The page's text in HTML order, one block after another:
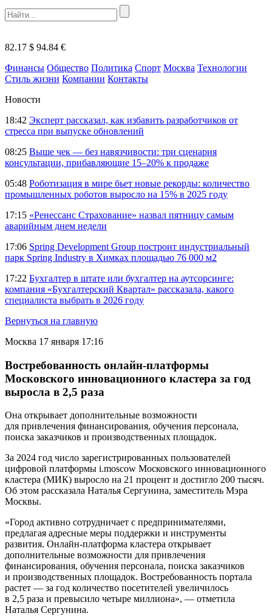
82.17 $ 94.84 €
Финансы Общество Политика Спорт Москва Технологии
Стиль жизни Компании Контакты
Новости
18:42 Эксперт рассказал, как избавить разработчиков от
стресса при выпуске обновлений
08:25 Выше чек — без навязчивости: три сценария
консультации, прибавляющие 15–20% к продаже
05:48 Роботизация в мире бьет новые рекорды: количество
промышленных роботов выросло на 15% в 2025 году
17:15 «Ренессанс Страхование» назвал пятницу самым
аварийным днем недели
17:06 Spring Development Group построит индустриальный
парк Spring Industry в Химках площадью 76 000 м2
17:22 Бухгалтер в штате или бухгалтер на аутсорсинге:
компания «Бухгалтерский Квартал» рассказала, какого
специалиста выбрать в 2026 году
Вернуться на главную
Москва 17 января 17:16
Востребованность онлайн-платформы
Московского инновационного кластера за год
выросла в 2,5 раза
Она открывает дополнительные возможности
для привлечения финансирования, обучения персонала,
поиска заказчиков и производственных площадок.
За 2024 год число зарегистрированных пользователей
цифровой платформы i.moscow Московского инновационного
кластера (МИК) выросло на 21 процент и достигло 200 тысяч.
Об этом рассказала Наталья Сергунина, заместитель Мэра
Москвы.
«Город активно сотрудничает с предпринимателями,
предлагая адресные меры поддержки и инструменты
развития. Онлайн-платформа кластера открывает
дополнительные возможности для привлечения
финансирования, обучения персонала, поиска заказчиков
и производственных площадок. Востребованность портала
растет — за год количество посетителей увеличилось
в 2,5 раза и превысило четыре миллиона», — отметила
Наталья Сергунина.